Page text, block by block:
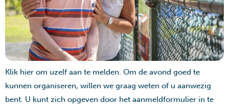
Klik hier om uzelf aan te melden. Om de avond goed te
kunnen organiseren, willen we graag weten of u aanwezig
bent. U kunt zich opgeven door het aanmeldformulier in te